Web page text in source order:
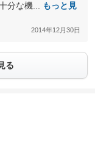
分な機...
もっと見
2014年12月30日
る